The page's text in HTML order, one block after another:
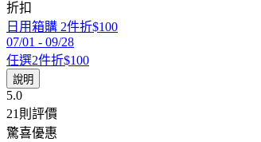
折扣
日用箱購 2件折$100
07/01 - 09/28
任選2件折$100
說明
5.0
21則評價
驚喜優惠